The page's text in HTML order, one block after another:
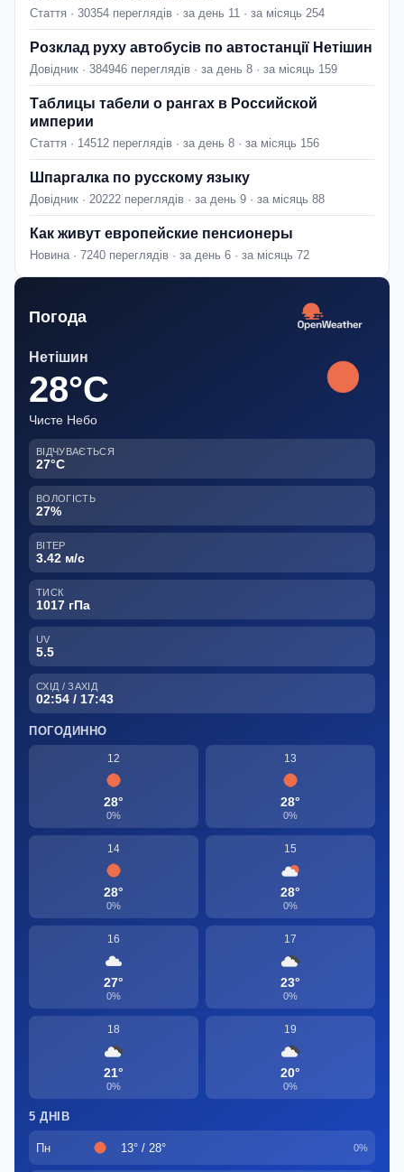
Стаття · 30354 переглядів · за день 11 · за місяць 254
Розклад руху автобусів по автостанції Нетішин
Довідник · 384946 переглядів · за день 8 · за місяць 159
Таблицы табели о рангах в Российской
империи
Стаття · 14512 переглядів · за день 8 · за місяць 156
Шпаргалка по русскому языку
Довідник · 20222 переглядів · за день 9 · за місяць 88
Как живут европейские пенсионеры
Новина · 7240 переглядів · за день 6 · за місяць 72
Погода
Нетішин
28°C
Чисте Небо
ВІДЧУВАЄТЬСЯ
27°C
ВОЛОГІСТЬ
27%
ВІТЕР
3.42 м/с
ТИСК
1017 гПа
UV
5.5
СХІД / ЗАХІД
02:54 / 17:43
ПОГОДИННО
12
28°
0%
13
28°
0%
14
28°
0%
15
28°
0%
16
27°
0%
17
23°
0%
18
21°
0%
19
20°
0%
5 ДНІВ
Пн 13° / 28° 0%